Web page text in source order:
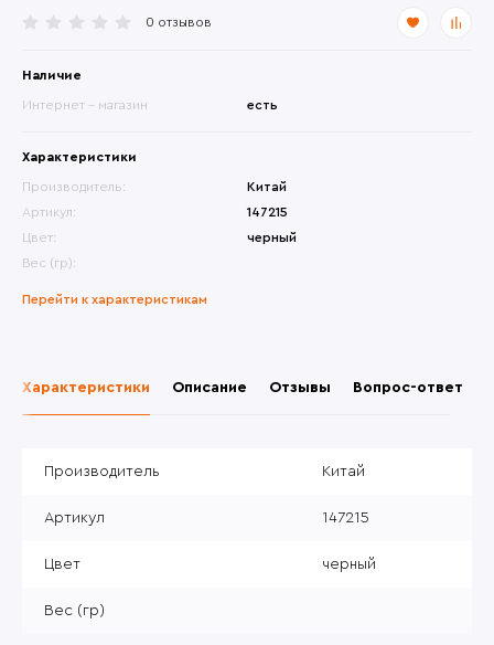
0 отзывов
Наличие
Интернет - магазин есть
Характеристики
Производитель:
Китай
Артикул:
147215
Цвет:
черный
Вес (гр):
Перейти к характеристикам
Характеристики Описание Отзывы Вопрос-ответ
Производитель Китай
Артикул 147215
Цвет черный
Вес (гр)